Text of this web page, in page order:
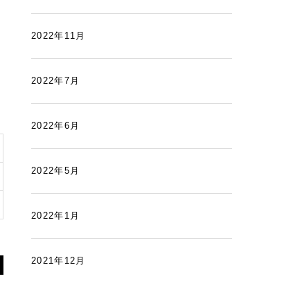
2022年11月
2022年7月
2022年6月
2022年5月
2022年1月
2021年12月